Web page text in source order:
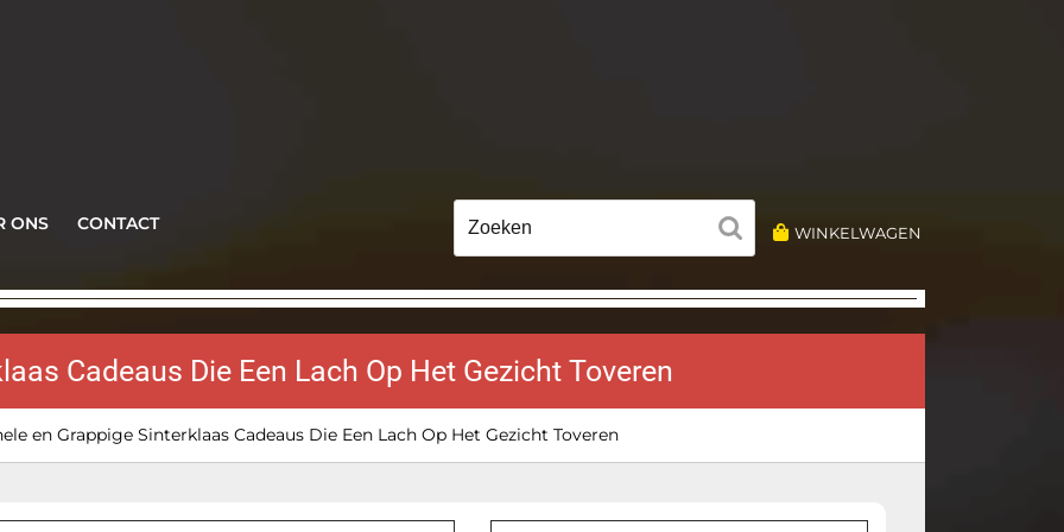
ONS CONTACT
naar:
WINKELWAGEN
Cadeaus Die Een Lach Op Het Gezicht Toveren
en Grappige Sinterklaas Cadeaus Die Een Lach Op Het Gezicht Toveren